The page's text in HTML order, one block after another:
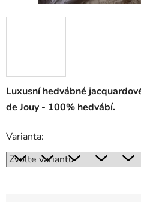
Luxusní hedvábné
de Jouy - 100% hedvábí.
Varianta: